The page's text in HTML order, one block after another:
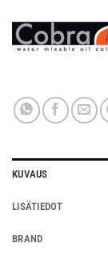
KUVAUS
LISÄTIEDOT
BRAND